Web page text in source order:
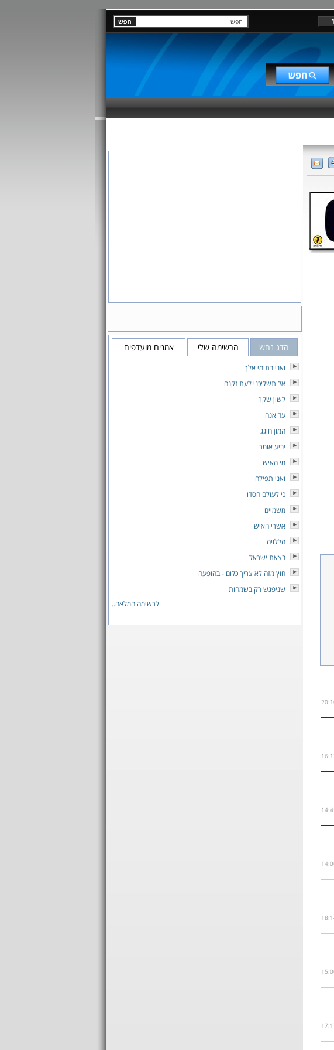
הדג נחש הרשימה שלי אמנים מועדפים
ואני בתומי אלך
אל תשליכני לעת זקנה
לשון שקר
עד אנה
המון חוגג
יביע אומר
מי האיש
ואני תפילה
כי לעולם חסדו
משמיים
אשרי האיש
הללויה
בצאת ישראל
חוץ מזה לא צריך כלום - בהופעה
שניפגש רק בשמחות
לרשימה המלאה...